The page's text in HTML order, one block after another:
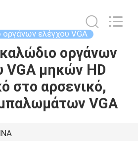
ελέγχου VGA
οργάνων
VGA μηκών HD
στο αρσενικό,
VGA